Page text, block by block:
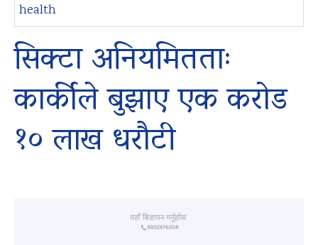
health
सिक्टा अनियमितताः
कार्कीले बुझाए एक करोड
१० लाख धरौटी